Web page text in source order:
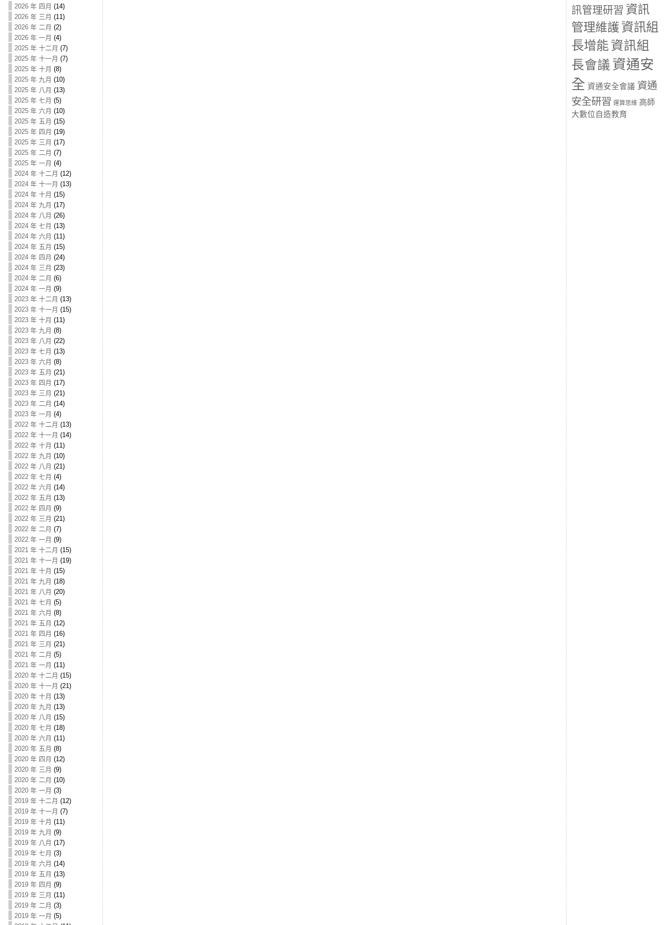
2026 年 四月 (14)
2026 年 三月 (11)
2026 年 二月 (2)
2026 年 一月 (4)
2025 年 十二月 (7)
2025 年 十一月 (7)
2025 年 十月 (8)
2025 年 九月 (10)
2025 年 八月 (13)
2025 年 七月 (5)
2025 年 六月 (10)
2025 年 五月 (15)
2025 年 四月 (19)
2025 年 三月 (17)
2025 年 二月 (7)
2025 年 一月 (4)
2024 年 十二月 (12)
2024 年 十一月 (13)
2024 年 十月 (15)
2024 年 九月 (17)
2024 年 八月 (26)
2024 年 七月 (13)
2024 年 六月 (11)
2024 年 五月 (15)
2024 年 四月 (24)
2024 年 三月 (23)
2024 年 二月 (6)
2024 年 一月 (9)
2023 年 十二月 (13)
2023 年 十一月 (15)
2023 年 十月 (11)
2023 年 九月 (8)
2023 年 八月 (22)
2023 年 七月 (13)
2023 年 六月 (8)
2023 年 五月 (21)
2023 年 四月 (17)
2023 年 三月 (21)
2023 年 二月 (14)
2023 年 一月 (4)
2022 年 十二月 (13)
2022 年 十一月 (14)
2022 年 十月 (11)
2022 年 九月 (10)
2022 年 八月 (21)
2022 年 七月 (4)
2022 年 六月 (14)
2022 年 五月 (13)
2022 年 四月 (9)
2022 年 三月 (21)
2022 年 二月 (7)
2022 年 一月 (9)
2021 年 十二月 (15)
2021 年 十一月 (19)
2021 年 十月 (15)
2021 年 九月 (18)
2021 年 八月 (20)
2021 年 七月 (5)
2021 年 六月 (8)
2021 年 五月 (12)
2021 年 四月 (16)
2021 年 三月 (21)
2021 年 二月 (5)
2021 年 一月 (11)
2020 年 十二月 (15)
2020 年 十一月 (21)
2020 年 十月 (13)
2020 年 九月 (13)
2020 年 八月 (15)
2020 年 七月 (18)
2020 年 六月 (11)
2020 年 五月 (8)
2020 年 四月 (12)
2020 年 三月 (9)
2020 年 二月 (10)
2020 年 一月 (3)
2019 年 十二月 (12)
2019 年 十一月 (7)
2019 年 十月 (11)
2019 年 九月 (9)
2019 年 八月 (17)
2019 年 七月 (3)
2019 年 六月 (14)
2019 年 五月 (13)
2019 年 四月 (9)
2019 年 三月 (11)
2019 年 二月 (3)
2019 年 一月 (5)
訊管理研習 資訊
管理維護 資訊組
長增能資訊組
長會議 資通安
全 資通安全會議 資通
安全研習 運算思維 高師
大數位自造教育